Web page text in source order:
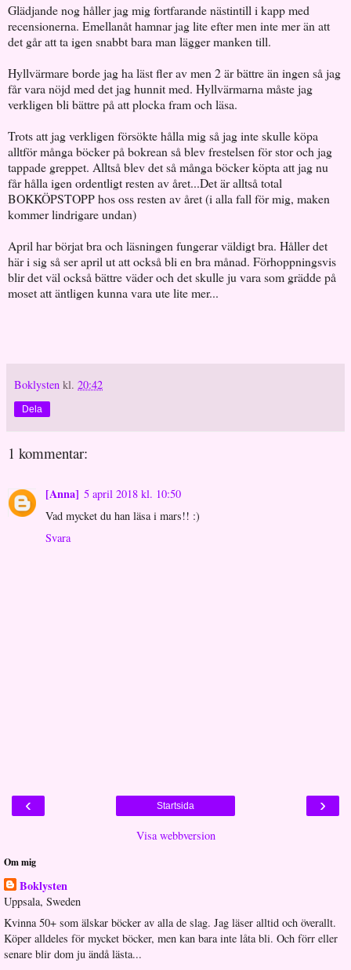
Glädjande nog håller jag mig fortfarande nästintill i kapp med
recensionerna. Emellanåt hamnar jag lite efter men inte mer än att
det går att ta igen snabbt bara man lägger manken till.
Hyllvärmare borde jag ha läst fler av men 2 är bättre än ingen så jag
får vara nöjd med det jag hunnit med. Hyllvärmarna måste jag
verkligen bli bättre på att plocka fram och läsa.
Trots att jag verkligen försökte hålla mig så jag inte skulle köpa
alltför många böcker på bokrean så blev frestelsen för stor och jag
tappade greppet. Alltså blev det så många böcker köpta att jag nu
får hålla igen ordentligt resten av året...Det är alltså total
BOKKÖPSTOPP hos oss resten av året (i alla fall för mig, maken
kommer lindrigare undan)
April har börjat bra och läsningen fungerar väldigt bra. Håller det
här i sig så ser april ut att också bli en bra månad. Förhoppningsvis
blir det väl också bättre väder och det skulle ju vara som grädde på
moset att äntligen kunna vara ute lite mer...
Boklysten kl. 20:42
Dela
1 kommentar:
[Anna] 5 april 2018 kl. 10:50
Vad mycket du han läsa i mars!! :)
Svara
‹ ›
Startsida
Visa webbversion
Om mig
Boklysten
Uppsala, Sweden
Kvinna 50+ som älskar böcker av alla de slag. Jag läser alltid och överallt.
Köper alldeles för mycket böcker, men kan bara inte låta bli. Och förr eller
senare blir dom ju ändå lästa...